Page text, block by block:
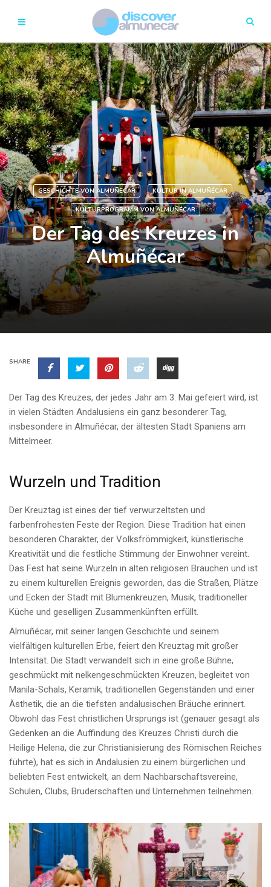
GESCHICHTE VON ALMUÑECAR KULTUR IN ALMUÑÉCAR
KULTURPROGRAMM VON ALMUÑÉCAR
Der Tag des Kreuzes in
Almuñécar
SHARE
Der Tag des Kreuzes, der jedes Jahr am 3. Mai gefeiert wird, ist
in vielen Städten Andalusiens ein ganz besonderer Tag,
insbesondere in Almuñécar, der ältesten Stadt Spaniens am
Mittelmeer.
Wurzeln und Tradition
Der Kreuztag ist eines der tief verwurzeltsten und
farbenfrohesten Feste der Region. Diese Tradition hat einen
besonderen Charakter, der Volksfrömmigkeit, künstlerische
Kreativität und die festliche Stimmung der Einwohner vereint.
Das Fest hat seine Wurzeln in alten religiösen Bräuchen und ist
zu einem kulturellen Ereignis geworden, das die Straßen, Plätze
und Ecken der Stadt mit Blumenkreuzen, Musik, traditioneller
Küche und geselligen Zusammenkünften erfüllt.
Almuñécar, mit seiner langen Geschichte und seinem
vielfältigen kulturellen Erbe, feiert den Kreuztag mit großer
Intensität. Die Stadt verwandelt sich in eine große Bühne,
geschmückt mit nelkengeschmückten Kreuzen, begleitet von
Manila-Schals, Keramik, traditionellen Gegenständen und einer
Ästhetik, die an die tiefsten andalusischen Bräuche erinnert.
Obwohl das Fest christlichen Ursprungs ist (genauer gesagt als
Gedenken an die Auffindung des Kreuzes Christi durch die
Heilige Helena, die zur Christianisierung des Römischen Reiches
führte), hat es sich in Andalusien zu einem bürgerlichen und
beliebten Fest entwickelt, an dem Nachbarschaftsvereine,
Schulen, Clubs, Bruderschaften und Unternehmen teilnehmen.